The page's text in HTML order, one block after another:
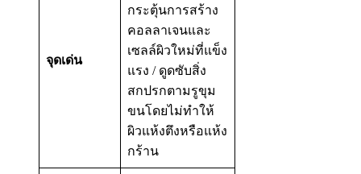
จุดเด่น
กระตุ้นการสร้าง
คอลลาเจนและ
เซลล์ผิวใหม่ที่แข็ง
แรง / ดูดซับสิ่ง
สกปรกตามรูขุม
ขนโดยไม่ทำให้
ผิวแห้งตึงหรือแห้ง
กร้าน